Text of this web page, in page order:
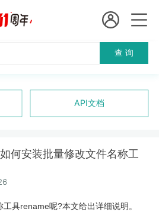
查 询
API文档
何安装批量修改文件名称工
具rename呢?本文给出详细说明。